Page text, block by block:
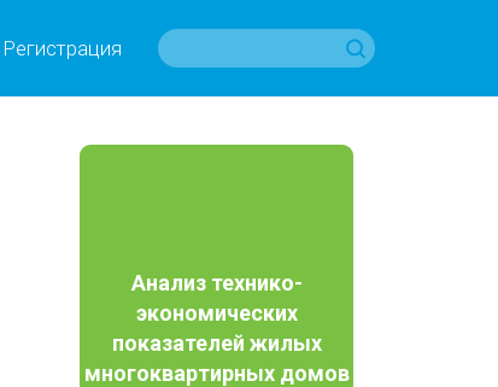
Регистрация
Анализ технико-
экономических
показателей жилых
многоквартирных домов